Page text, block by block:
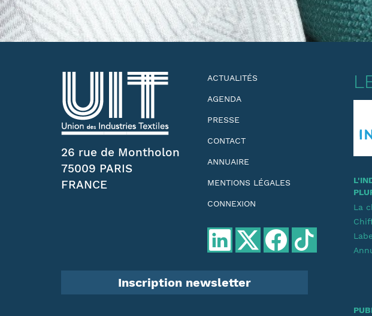
26 rue de Montholon
75009 PARIS
FRANCE
ACTUALITÉS
AGENDA
PRESSE
CONTACT
ANNUAIRE
MENTIONS LÉGALES
CONNEXION
Inscription newsletter
La